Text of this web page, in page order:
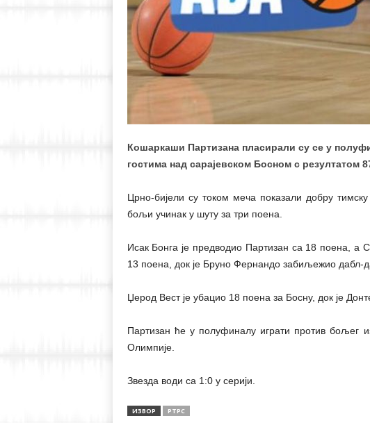
Кошаркаши Партизана пласирали су се у
гостима над сарајевском Босном с резултатом
Црно-бијели су током меча показали добру
бољи учинак у шуту за три поена.
Исак Бонга је предводио Партизан са 18 поена, а
13 поена, док је Бруно Фернандо забиљежио дабл-
Џерод Вест је убацио 18 поена за Босну, док је
Партизан ће у полуфиналу играти против бољег
Олимпије.
Звезда води са 1:0 у серији.
ИЗВОР РТРС